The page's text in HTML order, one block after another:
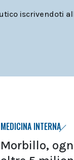
iscrivendoti
MEDICINA INTERNA
Morbillo,